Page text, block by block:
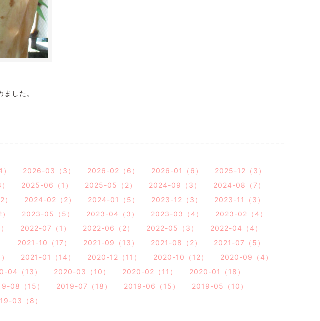
した。
2026-03（3） 2026-02（6） 2026-01（6）
2025-12（3）
2025-06（1） 2025-05（2） 2024-09（3）
2024-08（7）
2024-02（2） 2024-01（5） 2023-12（3）
2023-11（3）
2023-05（5） 2023-04（3） 2023-03（4）
2023-02（4）
2022-07（1） 2022-06（2） 2022-05（3）
2022-04（4）
2021-10（17） 2021-09（13） 2021-08（2）
2021-07（5）
2021-01（14） 2020-12（11） 2020-10（12）
2020-09（4）
04（13） 2020-03（10） 2020-02（11）
2020-01（18）
08（15） 2019-07（18） 2019-06（15）
2019-05（10）
03（8）